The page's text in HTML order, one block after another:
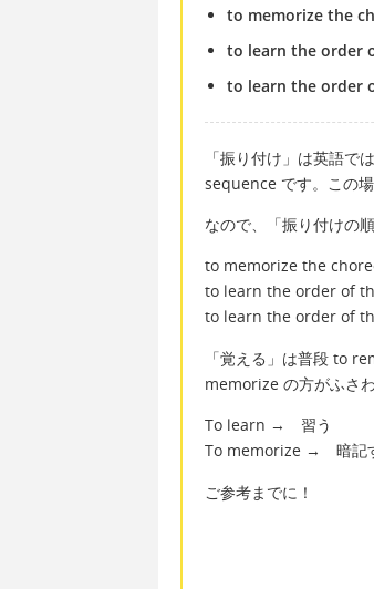
to memorize the
to learn the order
to learn the order
「振り付け」は英語
sequence です。この
なので、「振り付けの
to memorize the
to learn the order of
to learn the order of
「覚える」は普段 to
memorize の方がふさわ
To learn → 習う
To memorize → 暗記
ご参考までに！